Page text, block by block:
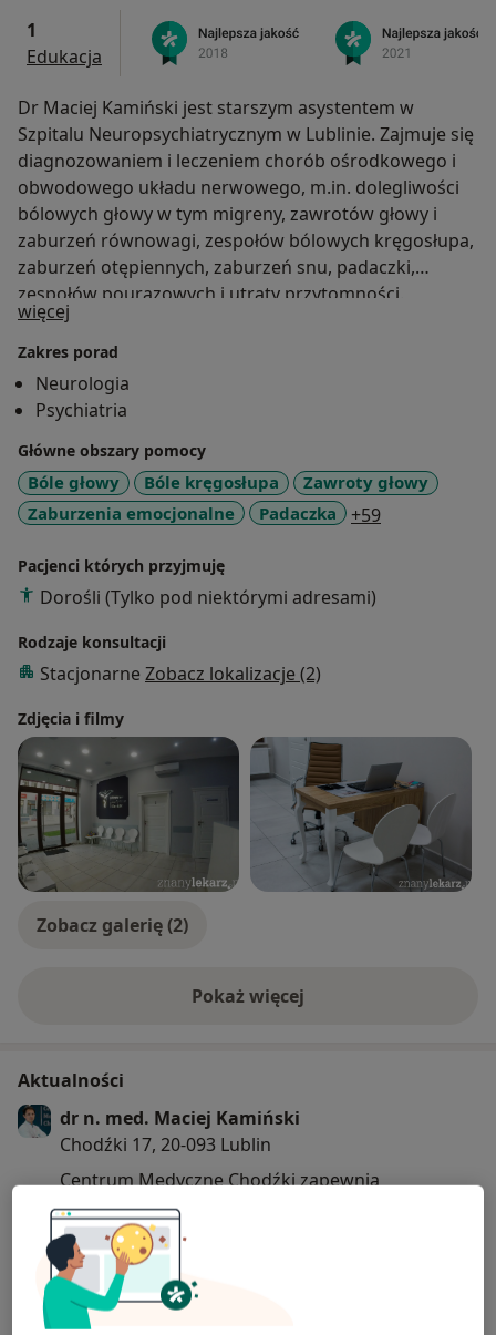
1
Edukacja
Dr Maciej Kamiński jest starszym asystentem w
Szpitalu Neuropsychiatrycznym w Lublinie. Zajmuje się
diagnozowaniem i leczeniem chorób ośrodkowego i
obwodowego układu nerwowego, m.in. dolegliwości
bólowych głowy w tym migreny, zawrotów głowy i
zaburzeń równowagi, zespołów bólowych kręgosłupa,
zaburzeń otępiennych, zaburzeń snu, padaczki,
zespołów pourazowych i utraty przytomności.
Szczegółowy wywiad na początku wizyty oraz
zaangażowanie sprawiają, że leczenie jest bardzo
efektywne, przynosząc tym samym ulgę pacjentowi.
Pan Doktor cieszy się dobrą opinią i zaufaniem swoich
pacjentów
więcej
Zakres porad
Neurologia
Psychiatria
Główne obszary pomocy
Bóle głowy Bóle kręgosłupa
Zawroty głowy
Zaburzenia emocjonalne
Padaczka +59
Pacjenci których przyjmuję
Dorośli (Tylko pod niektórymi adresami)
Rodzaje konsultacji
Stacjonarne Zobacz lokalizacje (2)
Zdjęcia i filmy
Zobacz galerię (2)
Pokaż więcejo doświadczeniu
Aktualności
dr n. med. Maciej Kamiński
Chodźki 17, 20-093 Lublin
Centrum Medyczne Chodźki zapewnia
kompleksową opiekę prywatną oraz ramach
pakietów medycznych.
Godziny otwarcia: pon-pt 7:00-21:00 oraz soboty
7:00-15:00
Punkt pobrań: pon-pt 7:00-20:00 oraz soboty 7:00-
Dowiedz się więcej